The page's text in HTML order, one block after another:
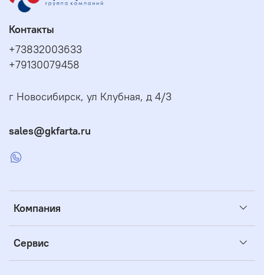
Компания
Сервис
Контакты
+73832003633
+79130079458
г Новосибирск, ул Клубная, д 4/3
sales@gkfarta.ru